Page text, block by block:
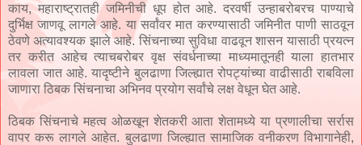
काय, महाराष्ट्रातही जमिनीची धूप होत आहे. दरवर्षी उन्हाबरोबरच पाण्याचे
दुर्भिक्ष जाणवू लागले आहे. या सर्वांवर मात करण्यासाठी जमिनीत पाणी साठवून
ठेवणे अत्यावश्यक झाले आहे. सिंचनाच्या सुविधा वाढवून शासन यासाठी प्रयत्न
तर करीत आहेच त्याचबरोबर वृक्ष संवर्धनाच्या माध्यमातूनही याला हातभार
लावला जात आहे. यादृष्टीने बुलढाणा जिल्ह्यात रोपट्यांच्या वाढीसाठी राबविला
जाणारा ठिबक सिंचनाचा अभिनव प्रयोग सर्वांचे लक्ष वेधून घेत आहे.
ठिबक सिंचनाचे महत्व ओळखून शेतकरी आता शेतामध्ये या प्रणालीचा सर्रास
वापर करू लागले आहेत. बुलढाणा जिल्ह्यात सामाजिक वनीकरण विभागानेही,